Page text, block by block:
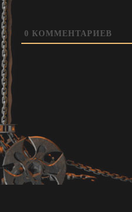
0 КОММЕНТАРИЕВ